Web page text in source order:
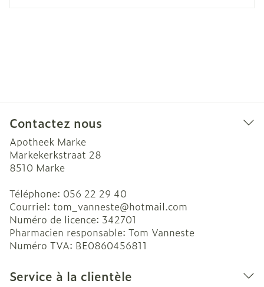
Contactez nous
Apotheek Marke
Markekerkstraat 28
8510 Marke
Téléphone: 056 22 29 40
Courriel: tom_vanneste@hotmail.com
Numéro de licence: 342701
Pharmacien responsable: Tom Vanneste
Numéro TVA: BE0860456811
Service à la clientèle